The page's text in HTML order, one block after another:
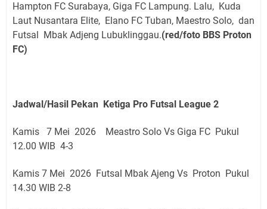
Hampton FC Surabaya, Giga FC Lampung. Lalu, Kuda
Laut Nusantara Elite, Elano FC Tuban, Maestro Solo, dan
Futsal Mbak Adjeng Lubuklinggau.(red/foto BBS Proton
FC)
Jadwal/Hasil Pekan Ketiga Pro Futsal League 2
Kamis 7 Mei 2026 Meastro Solo Vs Giga FC Pukul
12.00 WIB 4-3
Kamis 7 Mei 2026 Futsal Mbak Ajeng Vs Proton Pukul
14.30 WIB 2-8